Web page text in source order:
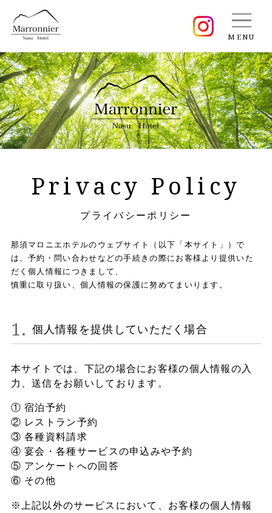
Reservation
News
Rooms
Restaurant
Conference Room
Facilities
Access
MENU
Privacy Policy
プライバシーポリシー
那須マロニエホテルのウェブサイト（以下「本サイト」）で
は、予約・問い合わせなどの手続きの際にお客様より提供いた
だく個人情報につきまして、
慎重に取り扱い、個人情報の保護に努めてまいります。
個人情報を提供していただく場合
本サイトでは、下記の場合にお客様の個人情報の入
力、送信をお願いしております。
① 宿泊予約
② レストラン予約
③ 各種資料請求
④ 宴会・各種サービスの申込みや予約
⑤ アンケートへの回答
⑥ その他
※上記以外のサービスにおいて、お客様の個人情報